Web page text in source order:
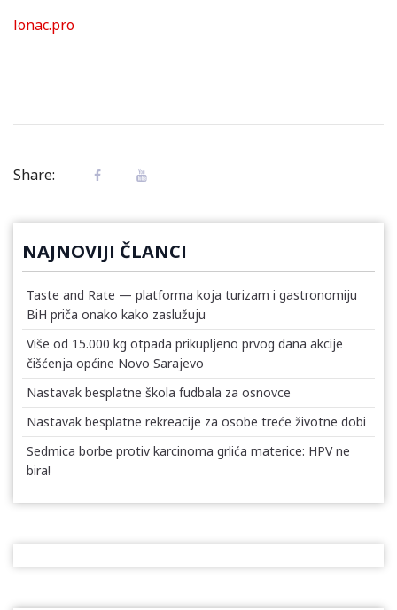
lonac.pro
Share:
NAJNOVIJI ČLANCI
Taste and Rate — platforma koja turizam i gastronomiju
BiH priča onako kako zaslužuju
Više od 15.000 kg otpada prikupljeno prvog dana akcije
čišćenja općine Novo Sarajevo
Nastavak besplatne škola fudbala za osnovce
Nastavak besplatne rekreacije za osobe treće životne dobi
Sedmica borbe protiv karcinoma grlića materice: HPV ne
bira!